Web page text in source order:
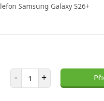
Samsung Galaxy S26+
- Počet položek
+